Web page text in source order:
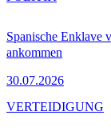
Spanische Enklave
ankommen
30.07.2026
VERTEIDIGUNG